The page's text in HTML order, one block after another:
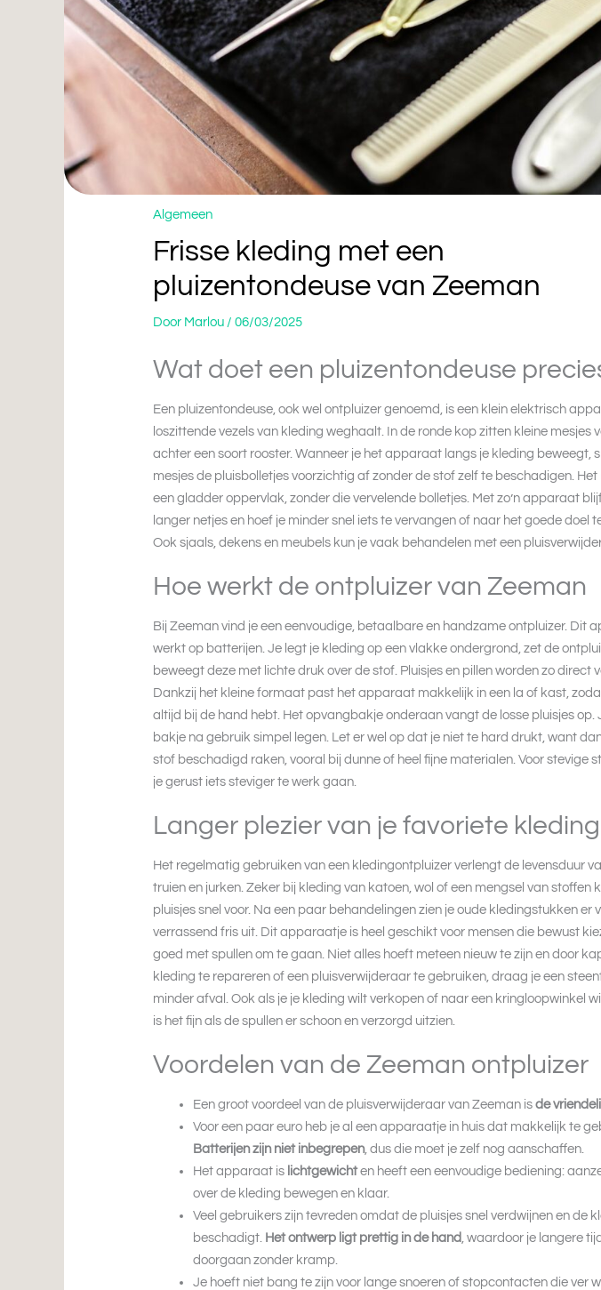
Algemeen
Frisse kleding met een
pluizentondeuse van Zeeman
Door Marlou /06/03/2025
Wat doet een pluizentondeuse
Een pluizentondeuse, ook wel ontpluizer genoemd, is een klein elektrisch
loszittende vezels van kleding weghaalt. In de ronde kop zitten kleine mesjes
achter een soort rooster. Wanneer je het apparaat langs je kleding beweegt,
mesjes de pluisbolletjes voorzichtig af zonder de stof zelf te beschadigen.
een gladder oppervlak, zonder die vervelende bolletjes. Met zo’n apparaat
langer netjes en hoef je minder snel iets te vervangen of naar het goede doel
Ook sjaals, dekens en meubels kun je vaak behandelen met een
Hoe werkt de ontpluizer van Zeeman
Bij Zeeman vind je een eenvoudige, betaalbare en handzame ontpluizer. Dit
werkt op batterijen. Je legt je kleding op een vlakke ondergrond, zet de
beweegt deze met lichte druk over de stof. Pluisjes en pillen worden zo direct
Dankzij het kleine formaat past het apparaat makkelijk in een la of kast,
altijd bij de hand hebt. Het opvangbakje onderaan vangt de losse pluisjes op.
bakje na gebruik simpel legen. Let er wel op dat je niet te hard drukt, want
stof beschadigd raken, vooral bij dunne of heel fijne materialen. Voor stevige
je gerust iets steviger te werk gaan.
Langer plezier van je favoriete kleding
Het regelmatig gebruiken van een kledingontpluizer verlengt de levensduur
truien en jurken. Zeker bij kleding van katoen, wol of een mengsel van stoffen
pluisjes snel voor. Na een paar behandelingen zien je oude kledingstukken er
verrassend fris uit. Dit apparaatje is heel geschikt voor mensen die bewust
goed met spullen om te gaan. Niet alles hoeft meteen nieuw te zijn en door
kleding te repareren of een pluisverwijderaar te gebruiken, draag je een
minder afval. Ook als je je kleding wilt verkopen of naar een kringloopwinkel
is het fijn als de spullen er schoon en verzorgd uitzien.
Voordelen van de Zeeman ontpluizer
Een groot voordeel van de pluisverwijderaar van Zeeman isde
Voor een paar euro heb je al een apparaatje in huis dat makkelijk te
Batterijen zijn niet inbegrepen, dus die moet je zelf nog aanschaffen.
Het apparaat is lichtgewichten heeft een eenvoudige bediening:
over de kleding bewegen en klaar.
Veel gebruikers zijn tevreden omdat de pluisjes snel verdwijnen en de
beschadigt. Het ontwerp ligt prettig in de hand , waardoor je langere
doorgaan zonder kramp.
Je hoeft niet bang te zijn voor lange snoeren of stopcontacten die ver